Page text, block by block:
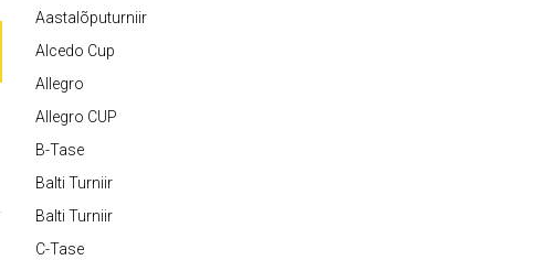
Aastalõputurniir
Alcedo Cup
Allegro
Allegro CUP
B-Tase
Balti Turniir
Balti Turniir
C-Tase